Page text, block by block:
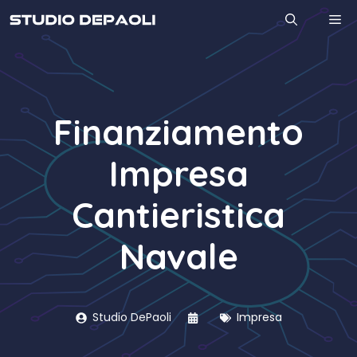
al
contenuto
Finanziamento
Impresa
Cantieristica
Navale
Studio DePaoli Impresa